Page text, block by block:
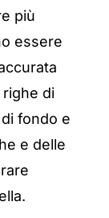
più
essere
di
fondo e
e delle